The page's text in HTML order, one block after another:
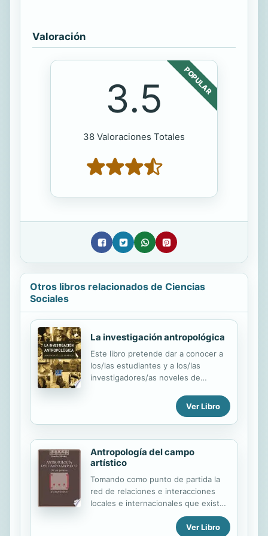
Valoración
POPULAR
3.5
38 Valoraciones Totales
Otros libros relacionados de Ciencias
Sociales
La investigación antropológica
Este libro pretende dar a conocer a
los/las estudiantes y a los/las
investigadores/as noveles de
guía toda investigación etnográfica.
La autora expone reflexiva y
críticamente, las características del
"método antropológico", es decir, el
procedimiento a través del cual se
desarrolla el proceso de
orienta la aplicación de las diversas
técnicas, para la recogida,
producción, clasificación y
presentación de los resultados a
modo de producto etnográfico. El
Ver Libro
Antropología del campo
artístico
Tomando como punto de partida la
red de relaciones e interacciones
locales e internacionales que existe
entre los agentes sociales que
actúan en el campo artístico, este
Ver Libro